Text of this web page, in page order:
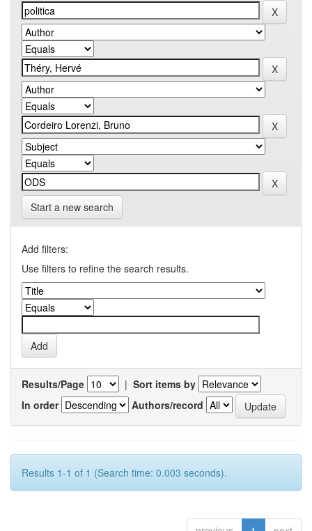
Start a new search
Add filters:
Use filters to refine the search results.
Results/Page | Sort items by
In order
Authors/record
Results 1-1 of 1 (Search time: 0.003 seconds).